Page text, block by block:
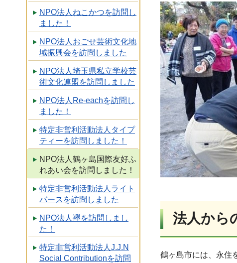
NPO法人ねこかつを訪問し
ました！
NPO法人おごせ芸術文化地
域振興会を訪問しました
NPO法人埼玉県私立学校芸
術文化連盟を訪問しました
NPO法人Re-eachを訪問し
ました！
特定非営利活動法人タイプ
ティーを訪問しました！
NPO法人鶴ヶ島国際友好ふ
れあい会を訪問しました！
特定非営利活動法人ライト
バースを訪問しました
NPO法人襷を訪問しまし
た！
特定非営利活動法人J.J.N
Social Contributionを訪問
法人から
鶴ヶ島市には、永住